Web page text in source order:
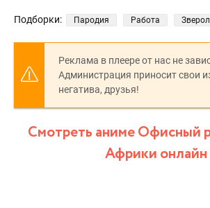
Подборки: Пародия Работа
Реклама в плеере от нас не
Администрация приносит свои
негатива, друзья!
Смотреть аниме Офисный
Африки онлайн